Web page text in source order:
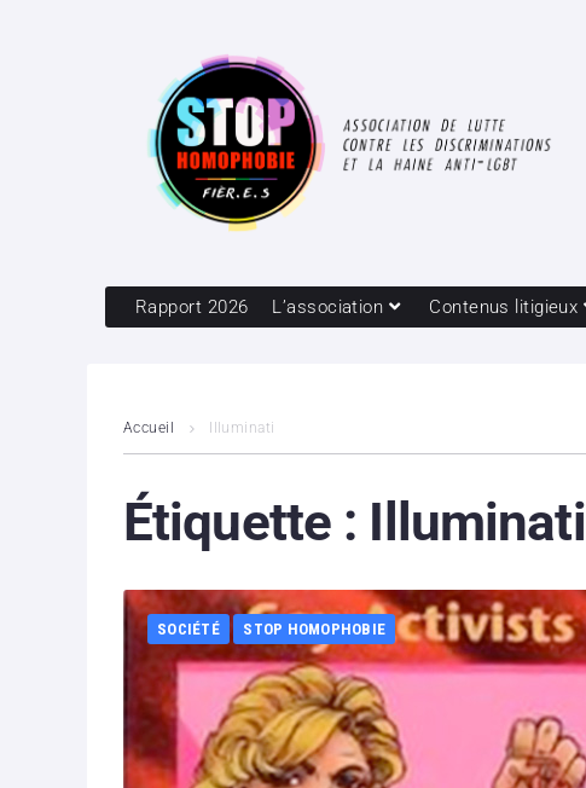
Rapport 2026 L’association Contenus litigieux
Accueil Illuminati
Étiquette : Illuminati
SOCIÉTÉ STOP HOMOPHOBIE